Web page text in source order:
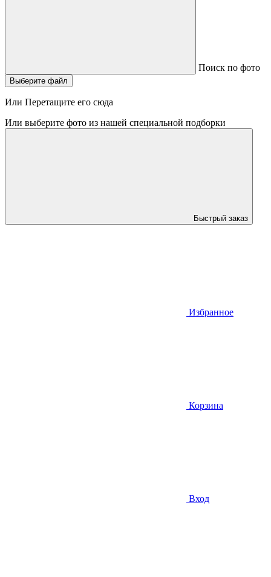
Поиск по фото
Выберите файл
Или Перетащите его сюда
Или выберите фото из нашей специальной подборки
Быстрый заказ
Избранное
Корзина
Вход